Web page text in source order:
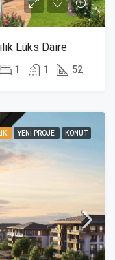
Lüks Daire
1 1 52
YENI PROJE KONUT